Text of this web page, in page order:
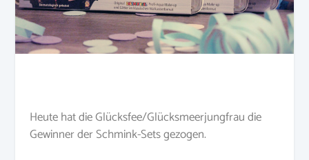
Heute hat die Glücksfee/Glücksmeerjungfrau die
Gewinner der Schmink-Sets gezogen.